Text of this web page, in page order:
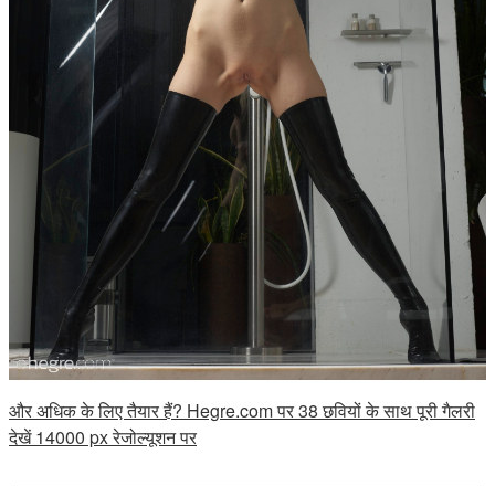
और अधिक के लिए तैयार हैं? Hegre.com पर 38 छवियों के साथ पूरी गैलरी
देखें 14000 px रेजोल्यूशन पर